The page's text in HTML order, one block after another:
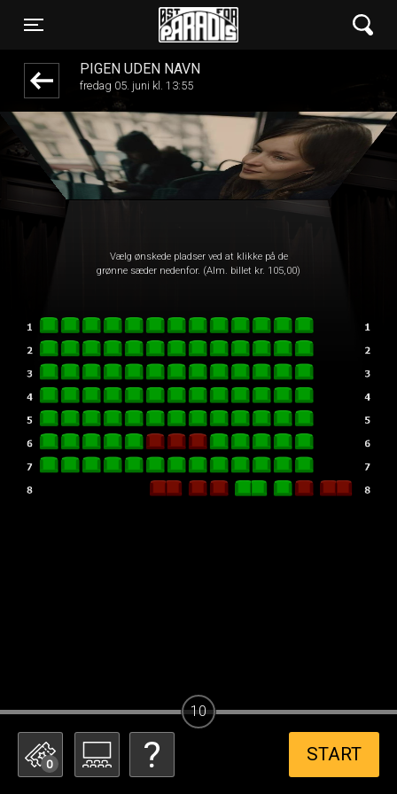
Toggle navigation
Øst for Paradis
PIGEN UDEN NAVN
fredag 05. juni kl. 13:55
Vælg ønskede pladser ved at klikke på de
grønne sæder nedenfor. (Alm. billet kr. 105,00)
0 START
10
1step-front02 093735